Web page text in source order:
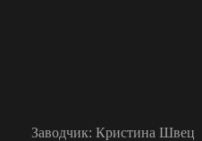
Заводчик: Кристина Швец